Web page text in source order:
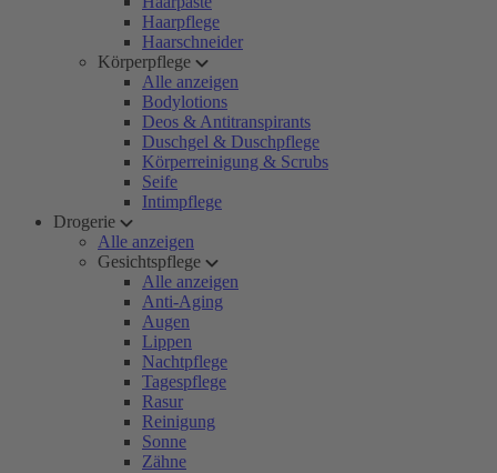
Haarpflege
Haarschneider
Körperpflege
Alle anzeigen
Bodylotions
Deos & Antitranspirants
Duschgel & Duschpflege
Körperreinigung & Scrubs
Seife
Intimpflege
Drogerie
Alle anzeigen
Gesichtspflege
Alle anzeigen
Anti-Aging
Augen
Lippen
Nachtpflege
Tagespflege
Rasur
Reinigung
Sonne
Zähne